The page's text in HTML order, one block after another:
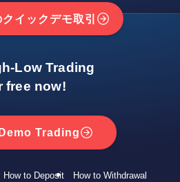
イックデモ取引
Low Trading
free now!
Trading
How to Deposit
How to Withdrawal